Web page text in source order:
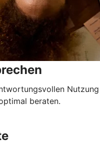
Nutzung
beraten.